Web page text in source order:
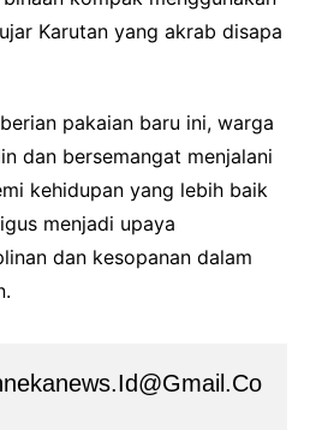
Karutan yang akrab disapa
pakaian baru ini, warga
dan bersemangat menjalani
kehidupan yang lebih baik
menjadi upaya
dan kesopanan dalam